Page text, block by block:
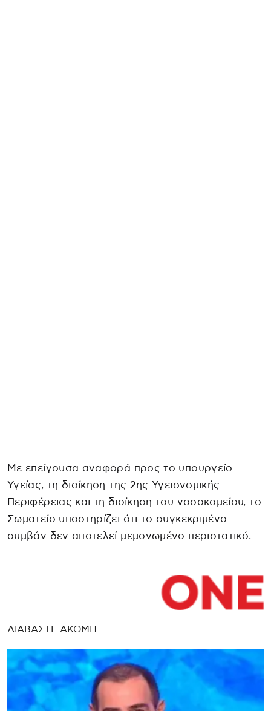
Με επείγουσα αναφορά προς το υπουργείο
Υγείας, τη διοίκηση της 2ης Υγειονομικής
Περιφέρειας και τη διοίκηση του νοσοκομείου, το
Σωματείο υποστηρίζει ότι το συγκεκριμένο
συμβάν δεν αποτελεί μεμονωμένο περιστατικό.
ΔΙΑΒΑΣΤΕ ΑΚΟΜΗ